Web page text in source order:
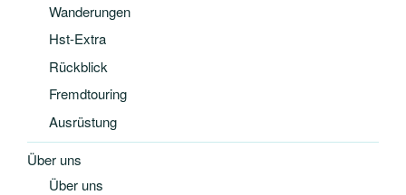
Wanderungen
Hst-Extra
Rückblick
Fremdtouring
Ausrüstung
Über uns
Über uns